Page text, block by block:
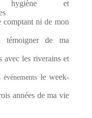
hygiène et
comptant ni de mon
témoigner de ma
avec les riverains et
événements le week-
années de ma vie